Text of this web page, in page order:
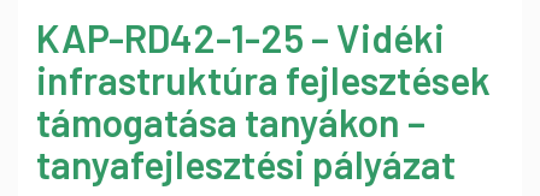
KAP-RD42-1-25 – Vidéki
infrastruktúra fejlesztések
támogatása tanyákon –
tanyafejlesztési pályázat